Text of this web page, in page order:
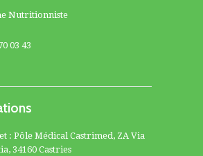
Nutritionniste
03 43
: Pôle Médical Castrimed, ZA Via
34160 Castries